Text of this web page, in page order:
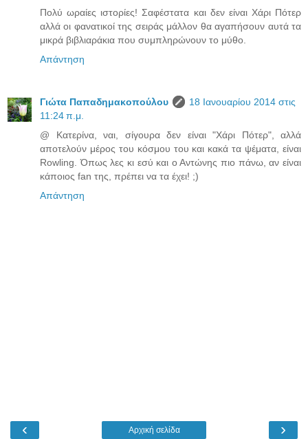
Πολύ ωραίες ιστορίες! Σαφέστατα και δεν είναι Χάρι Πότερ
αλλά οι φανατικοί της σειράς μάλλον θα αγαπήσουν αυτά τα
μικρά βιβλιαράκια που συμπληρώνουν το μύθο.
Απάντηση
Γιώτα Παπαδημακοπούλου
18 Ιανουαρίου 2014 στις
11:24 π.μ.
@ Κατερίνα, ναι, σίγουρα δεν είναι "Χάρι Πότερ", αλλά
αποτελούν μέρος του κόσμου του και κακά τα ψέματα, είναι
Rowling. Όπως λες κι εσύ και ο Αντώνης πιο πάνω, αν είναι
κάποιος fan της, πρέπει να τα έχει! ;)
Απάντηση
‹ ›
Αρχική σελίδα